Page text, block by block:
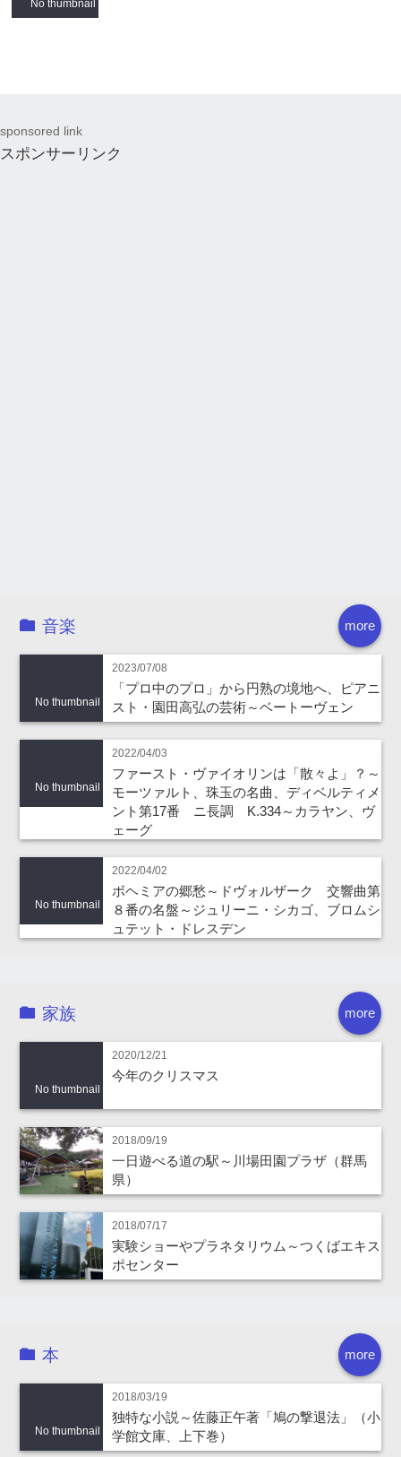
No thumbnail
sponsored link
スポンサーリンク
more
音楽
No thumbnail
2023/07/08
「プロ中のプロ」から円熟の境地へ、ピアニ
スト・園田高弘の芸術～ベートーヴェン
No thumbnail
2022/04/03
ファースト・ヴァイオリンは「散々よ」？～
モーツァルト、珠玉の名曲、ディベルティメ
ント第17番 ニ長調 K.334～カラヤン、ヴ
ェーグ
No thumbnail
2022/04/02
ボヘミアの郷愁～ドヴォルザーク 交響曲第
８番の名盤～ジュリーニ・シカゴ、ブロムシ
ュテット・ドレスデン
more
家族
No thumbnail
2020/12/21
今年のクリスマス
2018/09/19
一日遊べる道の駅～川場田園プラザ（群馬
県）
2018/07/17
実験ショーやプラネタリウム～つくばエキス
ポセンター
more
本
No thumbnail
2018/03/19
独特な小説～佐藤正午著「鳩の撃退法」（小
学館文庫、上下巻）